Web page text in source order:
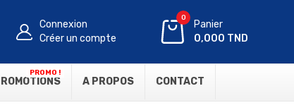
Connexion
Créer un compte
0
Panier
0,000 TND
PROMO !
A PROPOS CONTACT